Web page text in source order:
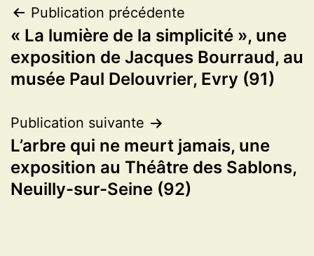
Navigation
de
l’article
Publication précédente
« La lumière de la simplicité », une
exposition de Jacques Bourraud, au
musée Paul Delouvrier, Evry (91)
Publication suivante
L’arbre qui ne meurt jamais, une
exposition au Théâtre des Sablons,
Neuilly-sur-Seine (92)